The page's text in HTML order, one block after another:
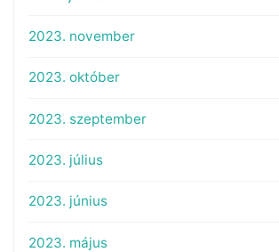
2023. november
2023. október
2023. szeptember
2023. július
2023. június
2023. május